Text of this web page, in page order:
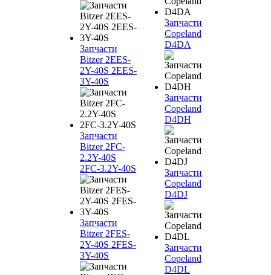
Запчасти
Bitzer 2EES-
2Y-40S 2EES-
3Y-40S
Запчасти
Bitzer 2FC-
2.2Y-40S
2FC-3.2Y-40S
Запчасти
Bitzer 2FES-
2Y-40S 2FES-
3Y-40S
Запчасти
Copeland
D4DA
Запчасти
Copeland
D4DH
Запчасти
Copeland
D4DJ
Запчасти
Copeland
D4DL